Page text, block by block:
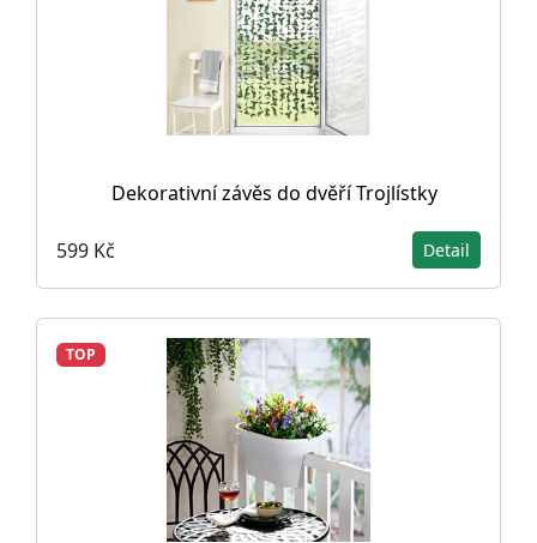
Dekorativní závěs do dvěří Trojlístky
599 Kč Detail
TOP